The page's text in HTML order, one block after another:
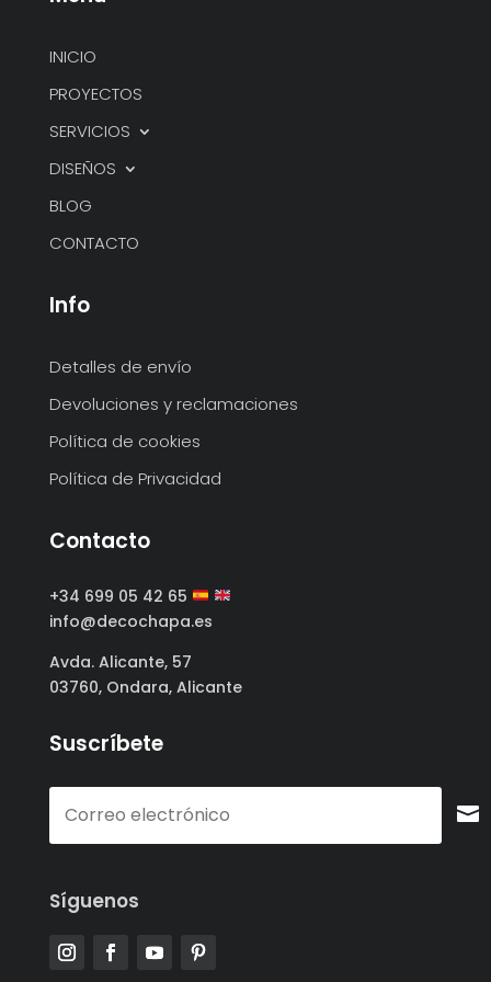
INICIO
PROYECTOS
SERVICIOS
DISEÑOS
BLOG
CONTACTO
Info
Detalles de envío
Devoluciones y reclamaciones
Política de cookies
Política de Privacidad
Contacto
+34 699 05 42 65
info@decochapa.es
Avda. Alicante, 57
03760, Ondara, Alicante
Suscríbete
Síguenos